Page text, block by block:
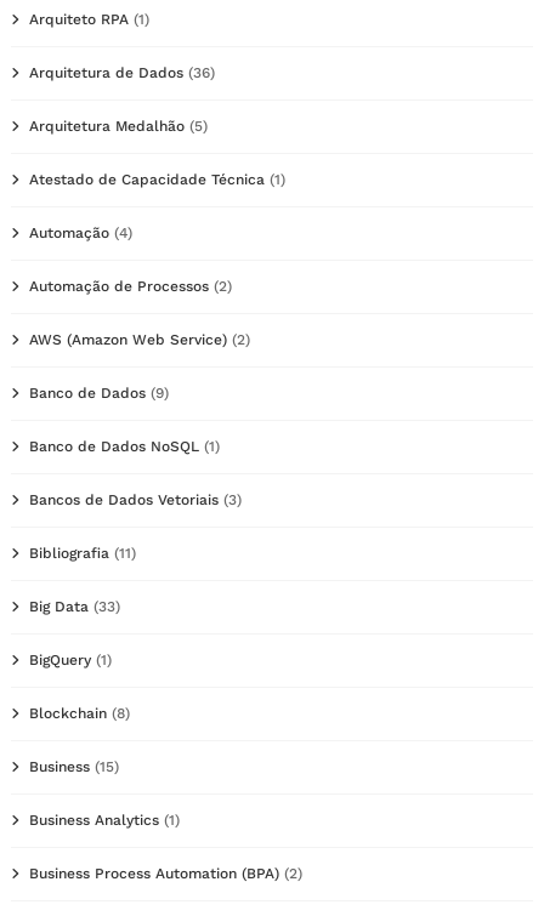
Arquiteto RPA (1)
Arquitetura de Dados (36)
Arquitetura Medalhão (5)
Atestado de Capacidade Técnica (1)
Automação (4)
Automação de Processos (2)
AWS (Amazon Web Service) (2)
Banco de Dados (9)
Banco de Dados NoSQL (1)
Bancos de Dados Vetoriais (3)
Bibliografia (11)
Big Data (33)
BigQuery (1)
Blockchain (8)
Business (15)
Business Analytics (1)
Business Process Automation (BPA) (2)